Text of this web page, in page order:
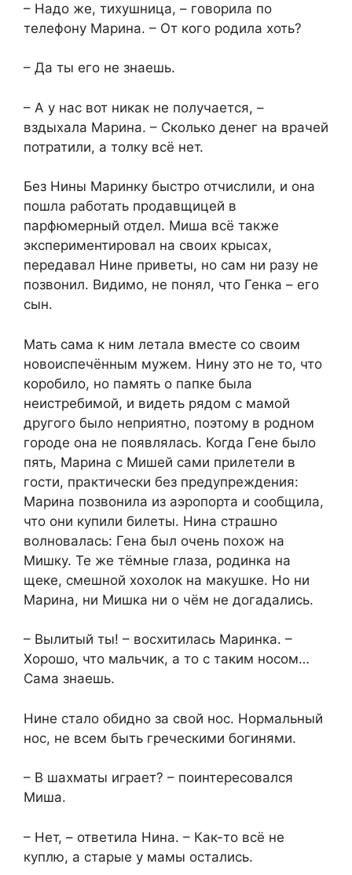
– Надо же, тихушница, – говорила по
телефону Марина. – От кого родила хоть?
– Да ты его не знаешь.
– А у нас вот никак не получается, –
вздыхала Марина. – Сколько денег на врачей
потратили, а толку всё нет.
Без Нины Маринку быстро отчислили, и она
пошла работать продавщицей в
парфюмерный отдел. Миша всё также
экспериментировал на своих крысах,
передавал Нине приветы, но сам ни разу не
позвонил. Видимо, не понял, что Генка – его
сын.
Мать сама к ним летала вместе со своим
новоиспечённым мужем. Нину это не то, что
коробило, но память о папке была
неистребимой, и видеть рядом с мамой
другого было неприятно, поэтому в родном
городе она не появлялась. Когда Гене было
пять, Марина с Мишей сами прилетели в
гости, практически без предупреждения:
Марина позвонила из аэропорта и сообщила,
что они купили билеты. Нина страшно
волновалась: Гена был очень похож на
Мишку. Те же тёмные глаза, родинка на
щеке, смешной хохолок на макушке. Но ни
Марина, ни Мишка ни о чём не догадались.
– Вылитый ты! – восхитилась Маринка. –
Хорошо, что мальчик, а то с таким носом…
Сама знаешь.
Нине стало обидно за свой нос. Нормальный
нос, не всем быть греческими богинями.
– В шахматы играет? – поинтересовался
Миша.
– Нет, – ответила Нина. – Как-то всё не
куплю, а старые у мамы остались.